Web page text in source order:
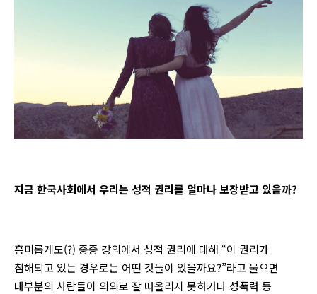
지금 한국사회에서 우리는 성적 권리를 얼마나 보장받고 있을까?
흥미롭게도(?) 종종 강의에서 성적 권리에 대해 “이 권리가
침해되고 있는 경우로는 어떤 것들이 있을까요?”라고 물으면
대부분의 사람들이 의외로 잘 떠올리지 못하거나 성폭력 등